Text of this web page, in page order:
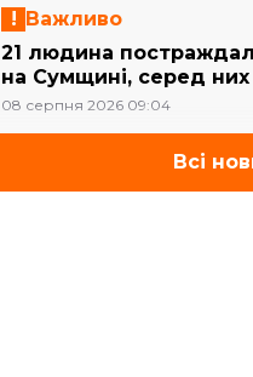
Важливо
21 людина
на Сумщині, серед
08 серпня 2026 09:04
Всі